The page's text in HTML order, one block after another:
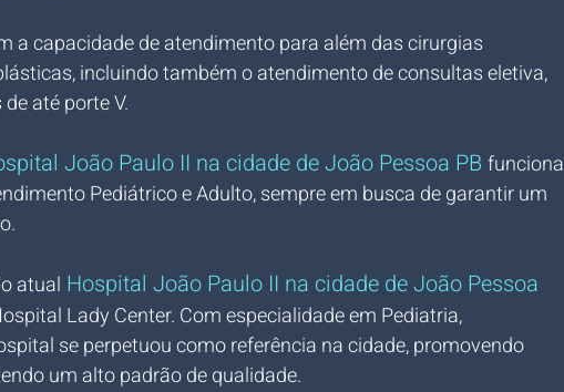
a capacidade de atendimento para além das cirurgias
incluindo também o atendimento de consultas eletiva,
até porte V.
João Paulo II na cidade de João Pessoa PB funciona
Pediátrico e Adulto, sempre em busca de garantir um
atual Hospital João Paulo II na cidade de João Pessoa
Lady Center. Com especialidade em Pediatria,
se perpetuou como referência na cidade, promovendo
um alto padrão de qualidade.